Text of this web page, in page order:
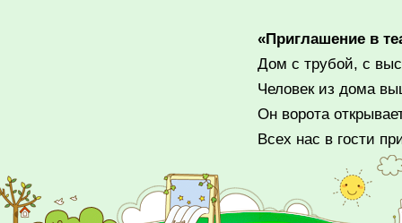
«Приглашение в
Дом с трубой, с
Человек из дома
Он ворота
Всех нас в гости